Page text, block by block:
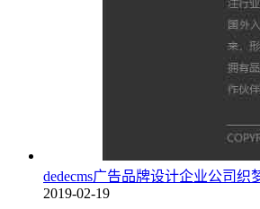
dedecms广告品牌设计企业公司织
2019-02-19